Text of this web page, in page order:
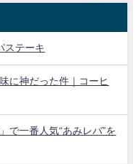
ステーキ
に神だった件｜コーヒ
で一番人気“あみレバ”を